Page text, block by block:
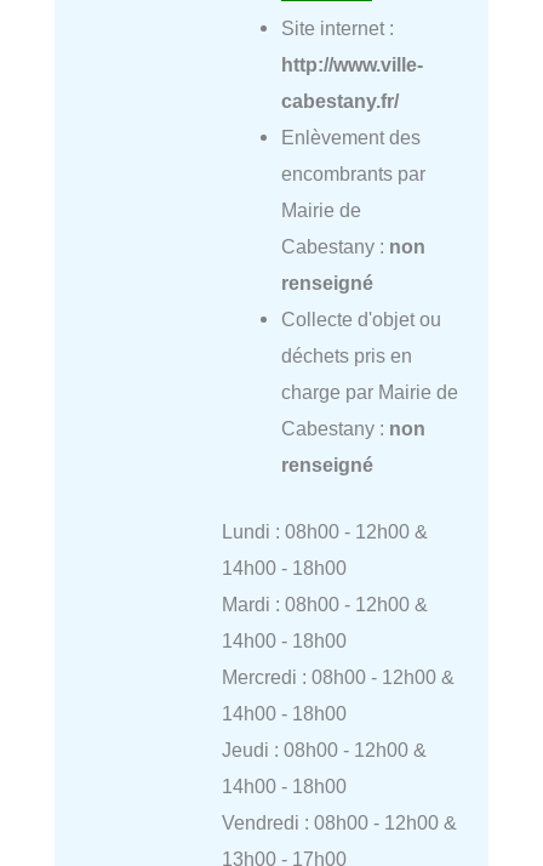
Site internet :
http://www.ville-
cabestany.fr/
Enlèvement des
encombrants par
Mairie de
Cabestany : non
renseigné
Collecte d'objet ou
déchets pris en
charge par Mairie de
Cabestany : non
renseigné
Lundi : 08h00 - 12h00 &
14h00 - 18h00
Mardi : 08h00 - 12h00 &
14h00 - 18h00
Mercredi : 08h00 - 12h00 &
14h00 - 18h00
Jeudi : 08h00 - 12h00 &
14h00 - 18h00
Vendredi : 08h00 - 12h00 &
13h00 - 17h00